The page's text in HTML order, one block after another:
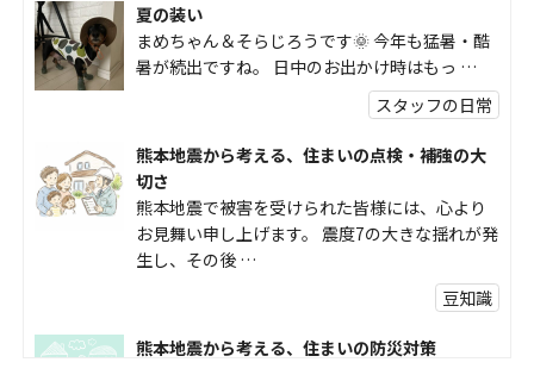
夏の装い
まめちゃん＆そらじろうです🌞 今年も猛暑・酷
暑が続出ですね。 日中のお出かけ時はもっ …
スタッフの日常
熊本地震から考える、住まいの点検・補強の大
切さ
熊本地震で被害を受けられた皆様には、心より
お見舞い申し上げます。 震度7の大きな揺れが発
生し、その後 …
豆知識
熊本地震から考える、住まいの防災対策